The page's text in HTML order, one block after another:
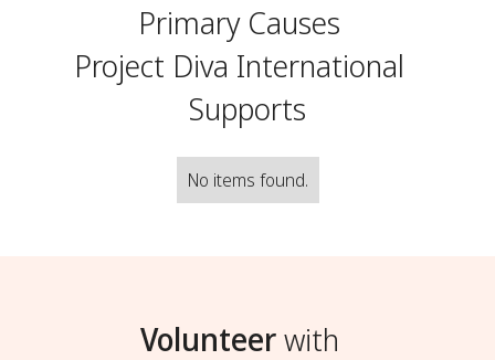
Primary Causes
Project Diva International
Supports
No items found.
Volunteerwith